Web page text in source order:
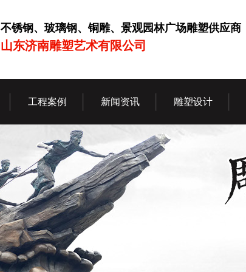
不锈钢、玻璃钢、铜雕、景观园林广场雕塑供应商
山东济南雕塑艺术有限公司
工程案例 新闻资讯 雕塑设计